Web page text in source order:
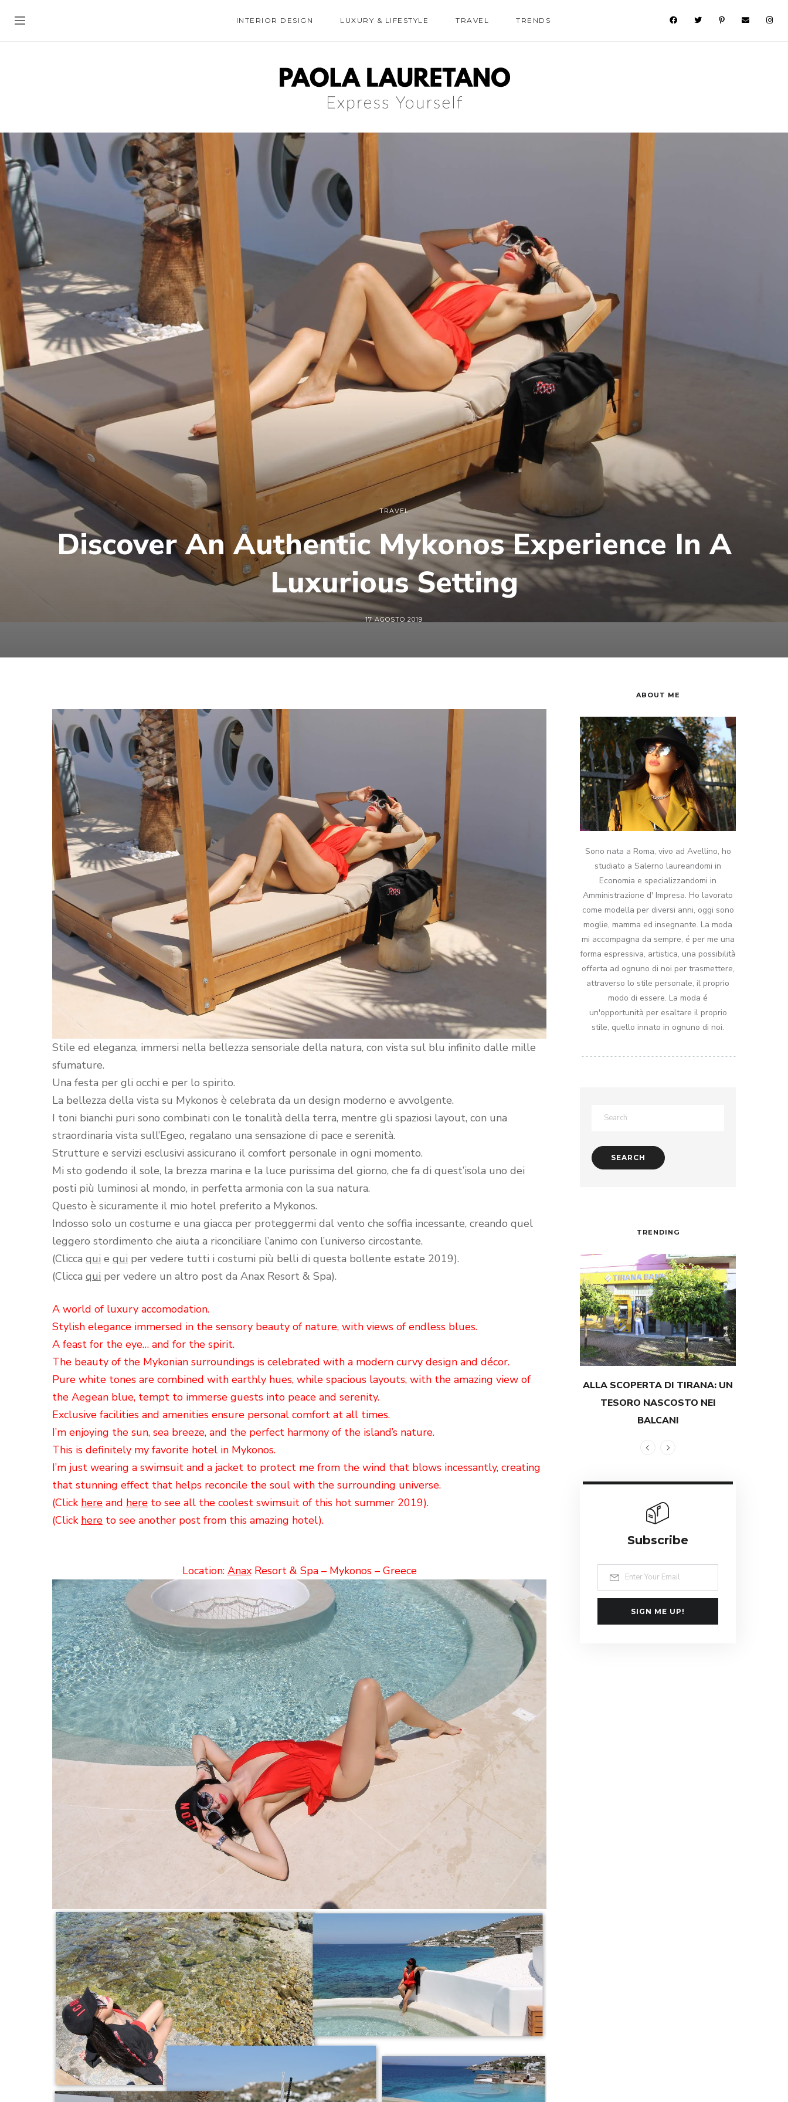
INTERIOR DESIGN LUXURY & LIFESTYLE TRAVEL TRENDS
TRAVEL
Discover An Authentic Mykonos Experience In A
Luxurious Setting
17 AGOSTO 2019
Stile ed eleganza, immersi nella bellezza sensoriale della natura, con vista sul blu infinito dalle mille
sfumature.
Una festa per gli occhi e per lo spirito.
La bellezza della vista su Mykonos è celebrata da un design moderno e avvolgente.
I toni bianchi puri sono combinati con le tonalità della terra, mentre gli spaziosi layout, con una
straordinaria vista sull’Egeo, regalano una sensazione di pace e serenità.
Strutture e servizi esclusivi assicurano il comfort personale in ogni momento.
Mi sto godendo il sole, la brezza marina e la luce purissima del giorno, che fa di quest’isola uno dei
posti più luminosi al mondo, in perfetta armonia con la sua natura.
Questo è sicuramente il mio hotel preferito a Mykonos.
Indosso solo un costume e una giacca per proteggermi dal vento che soffia incessante, creando quel
leggero stordimento che aiuta a riconciliare l’animo con l’universo circostante.
(Clicca qui e qui per vedere tutti i costumi più belli di questa bollente estate 2019).
(Clicca qui per vedere un altro post da Anax Resort & Spa).
A world of luxury accomodation.
Stylish elegance immersed in the sensory beauty of nature, with views of endless blues.
A feast for the eye… and for the spirit.
The beauty of the Mykonian surroundings is celebrated with a modern curvy design and décor.
Pure white tones are combined with earthly hues, while spacious layouts, with the amazing view of
the Aegean blue, tempt to immerse guests into peace and serenity.
Exclusive facilities and amenities ensure personal comfort at all times.
I’m enjoying the sun, sea breeze, and the perfect harmony of the island’s nature.
This is definitely my favorite hotel in Mykonos.
I’m just wearing a swimsuit and a jacket to protect me from the wind that blows incessantly, creating
that stunning effect that helps reconcile the soul with the surrounding universe.
(Click here and here to see all the coolest swimsuit of this hot summer 2019).
(Click here to see another post from this amazing hotel).
Location: AnaxResort & Spa – Mykonos – Greece
ABOUT ME
Sono nata a Roma, vivo ad Avellino, ho
studiato a Salerno laureandomi in
Economia e specializzandomi in
Amministrazione d' Impresa. Ho lavorato
come modella per diversi anni, oggi sono
moglie, mamma ed insegnante. La moda
mi accompagna da sempre, é per me una
forma espressiva, artistica, una possibilità
offerta ad ognuno di noi per trasmettere,
attraverso lo stile personale, il proprio
modo di essere. La moda é
un'opportunità per esaltare il proprio
stile, quello innato in ognuno di noi.
TRENDING
ALLA SCOPERTA DI TIRANA: UN
TESORO NASCOSTO NEI
BALCANI
Subscribe
SIGN ME UP!